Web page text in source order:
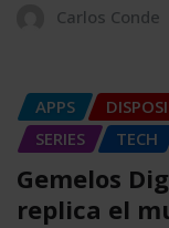
Carlos Conde
APPS
SERIES
TECH
Gemelos
replica el